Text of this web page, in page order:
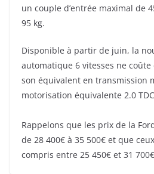
un couple d’entrée maximal de
95 kg.
Disponible à partir de juin, la
automatique 6 vitesses ne
son équivalent en transmission
motorisation équivalente 2.0
Rappelons que les prix de la
de 28 400€ à 35 500€ et que
compris entre 25 450€ et 31